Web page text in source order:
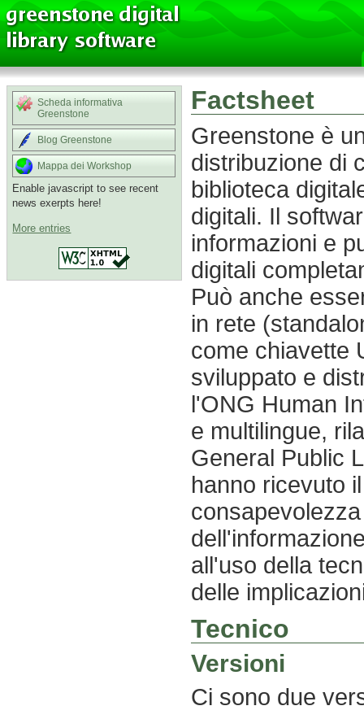
Scheda informativa
Greenstone
Blog Greenstone
Mappa dei Workshop
Enable javascript to see recent
news exerpts here!
More entries
Factsheet
Greenstone è
distribuzione di
biblioteca
digitali. Il
informazioni e
digitali
Può anche
in rete
come chiavette
sviluppato e
l'ONG Human
e multilingue,
General Public
hanno ricevuto
all'uso della
delle
Tecnico
Versioni
Ci sono due